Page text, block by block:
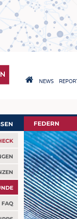
NEWS
BY TEXTINATION
FAQ
FEDERN